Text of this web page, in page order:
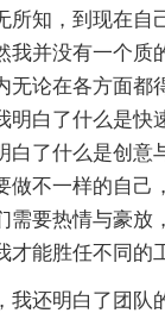
所知，到现在自
我并没有一个质
无论在各方面都
明白了什么是快
白了什么是创意
做不一样的自己
需要热情与豪放
能胜任不同的
我还明白了团队